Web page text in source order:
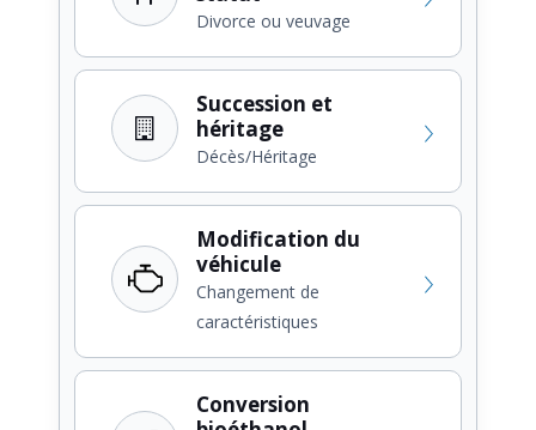
Divorce ou veuvage
Succession et
héritage
Décès/Héritage
Modification du
véhicule
Changement de
caractéristiques
Conversion